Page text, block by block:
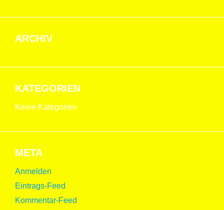
ARCHIV
KATEGORIEN
Keine Kategorien
META
Anmelden
Eintrags-Feed
Kommentar-Feed